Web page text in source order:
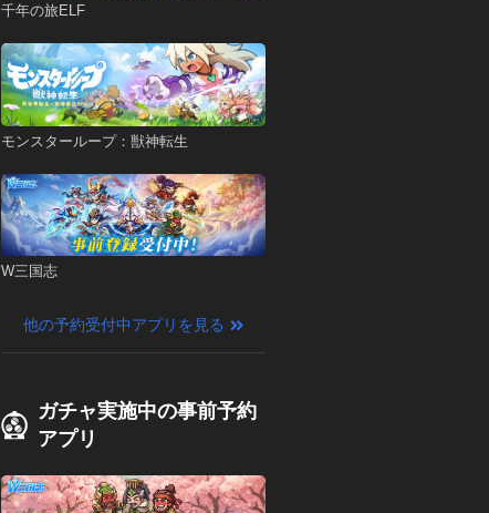
千年の旅ELF
モンスターループ：獣神転生
W三国志
他の予約受付中アプリを見る
ガチャ実施中の事前予約
アプリ